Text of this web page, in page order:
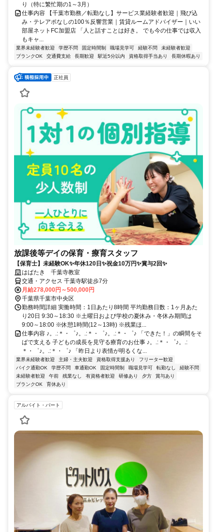
り（特に繁忙期の1～3月）
仕事内容 【千葉市勤務／転勤なし】サービス業経験者歓迎｜飛び込
み・テレアポなしの100％反響営業｜賃貸ルームアドバイザー｜いい
部屋ネットFC加盟店 「人と話すことは好き。 でも今の仕事では収入
もキャ...
業界未経験者歓迎 学歴不問 固定時間制 職場見学可 経験不問
未経験者歓迎
ブランクOK
交通費支給 長期歓迎 駅近5分以内 資格取得手当あり 長期休暇あり
正社員
放課後等デイの保育・療育スタッフ
【保育士】未経験OK✨年休120日✨祝金10万円✨賞与2回✨
はばたき 千葉寺教室
交通・アクセス 千葉寺駅徒歩7分
月給278,000円～500,000円
千葉県千葉市中央区
勤務時間詳細 実働時間：1日あたり8時間 平均勤務日数：1ヶ月あた
り20日 9:30～18:30 ※土曜日および学校の夏休み・冬休み期間は
9:00～18:00 ※休憩1時間(12～13時) ※残業ほ...
仕事内容 ♪。.:＊・゜♪。.:＊・゜♪。.:＊・゜♪ 「できた！」の瞬間をそ
ばで支える 子どもの成長を見守る療育のお仕事 ♪。.:＊・゜♪。.:
＊・゜♪。.:＊・゜♪ 「昨日より表情が明るくな...
業界未経験者歓迎 主婦・主夫歓迎 資格取得支援あり
フリーター歓迎
バイク通勤OK
学歴不問 車通勤OK 固定時間制 職場見学可 転勤なし
経験不問
未経験者歓迎
午前 残業なし 有資格者歓迎 研修あり 夕方
賞与あり
ブランクOK
育休あり
アルバイト・パート